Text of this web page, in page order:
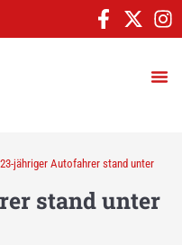
23-jähriger Autofahrer stand unter
stand unter